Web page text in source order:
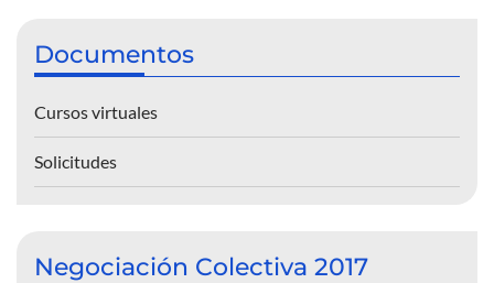
Documentos
Cursos virtuales
Solicitudes
Negociación Colectiva 2017